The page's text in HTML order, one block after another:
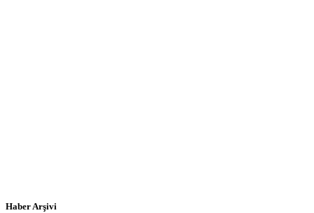
Haber Arşivi